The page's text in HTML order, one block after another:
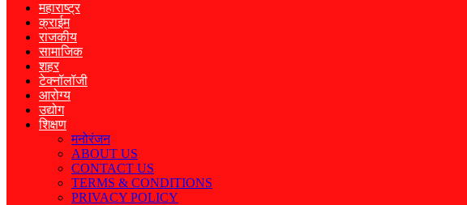
महाराष्ट्र
क्राईम
राजकीय
सामाजिक
शहर
टेक्नॉलॉजी
आरोग्य
उद्योग
शिक्षण
मनोरंजन
ABOUT US
CONTACT US
TERMS & CONDITIONS
PRIVACY POLICY